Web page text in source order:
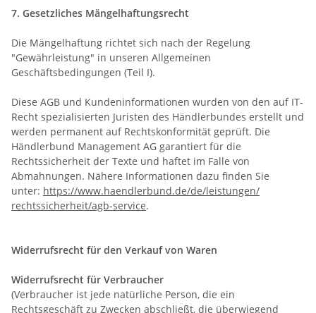
7. Gesetzliches Mängelhaftungsrecht
Die Mängelhaftung richtet sich nach der Regelung
"Gewährleistung" in unseren Allgemeinen
Geschäftsbedingungen (Teil I).
Diese AGB und Kundeninformationen wurden von den auf IT-
Recht spezialisierten Juristen des Händlerbundes erstellt und
werden permanent auf Rechtskonformität geprüft. Die
Händlerbund Management AG garantiert für die
Rechtssicherheit der Texte und haftet im Falle von
Abmahnungen. Nähere Informationen dazu finden Sie
unter: https://www.haendlerbund.de/de/leistungen/
rechtssicherheit/agb-service.
Widerrufsrecht für den Verkauf von Waren
Widerrufsrecht für Verbraucher
(Verbraucher ist jede natürliche Person, die ein
Rechtsgeschäft zu Zwecken abschließt, die überwiegend